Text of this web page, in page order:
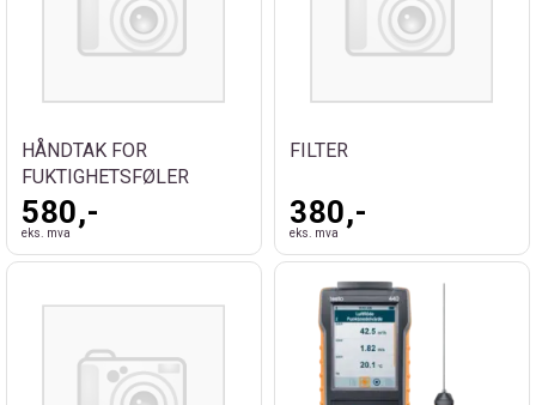
HÅNDTAK FOR
FUKTIGHETSFØLER
580,-
eks. mva
FILTER
380,-
eks. mva